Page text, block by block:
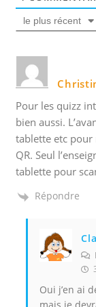
le plus récent
Pour les quizz
bien aussi.
tablette etc pour
QR. Seul
tablette pour
Répondre
Oui j’en ai
mais je